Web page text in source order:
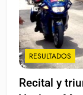
RESULTADOS
Recital y